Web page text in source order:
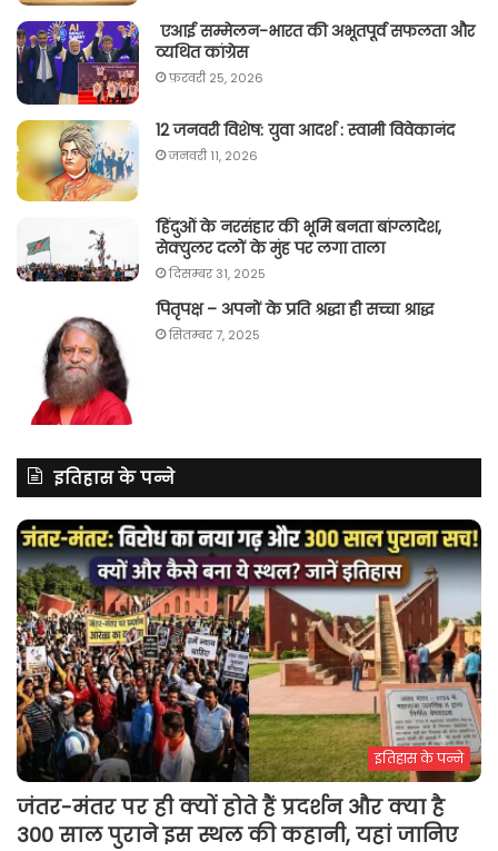
एआई सम्मेलन-भारत की अभूतपूर्व सफलता और
व्यथित कांग्रेस
फ़रवरी 25, 2026
12 जनवरी विशेष: युवा आदर्श : स्वामी विवेकानंद
जनवरी 11, 2026
हिंदुओं के नरसंहार की भूमि बनता बांग्लादेश,
सेक्युलर दलों के मुंह पर लगा ताला
दिसम्बर 31, 2025
पितृपक्ष – अपनों के प्रति श्रद्धा ही सच्चा श्राद्ध
सितम्बर 7, 2025
इतिहास के पन्ने
इतिहास के पन्ने
जंतर-मंतर पर ही क्यों होते हैं प्रदर्शन और क्या है
300 साल पुराने इस स्थल की कहानी, यहां जानिए